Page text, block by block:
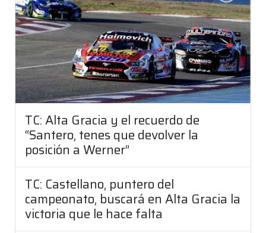
TC: Alta Gracia y el recuerdo de
“Santero, tenes que devolver la
posición a Werner”
TC: Castellano, puntero del
campeonato, buscará en Alta Gracia la
victoria que le hace falta